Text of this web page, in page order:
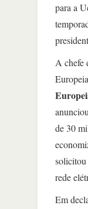
para a
A chefe
de 30
solicitou
rede
Em